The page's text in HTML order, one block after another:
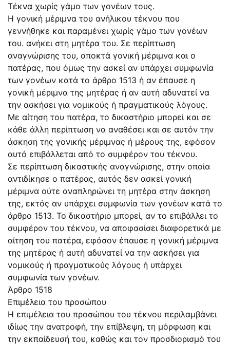
Τέκνα χωρίς γάμο των γονέων τους.
Η γονική μέριμνα του ανήλικου τέκνου που
γεννήθηκε και παραμένει χωρίς γάμο των γονέων
του. ανήκει στη μητέρα του. Σε περίπτωση
αναγνώρισης του, αποκτά γονική μέριμνα και ο
πατέρας, που όμως την ασκεί αν υπάρχει συμφωνία
των γονέων κατά το άρθρο 1513 ή αν έπαυσε η
γονική μέριμνα της μητέρας ή αν αυτή αδυνατεί να
την ασκήσει για νομικούς ή πραγματικούς λόγους.
Με αίτηση του πατέρα, το δικαστήριο μπορεί και σε
κάθε άλλη περίπτωση να αναθέσει και σε αυτόν την
άσκηση της γονικής μέριμνας ή μέρους της, εφόσον
αυτό επιβάλλεται από το συμφέρον του τέκνου.
Σε περίπτωση δικαστικής αναγνώρισης, στην οποία
αντιδίκησε ο πατέρας, αυτός δεν ασκεί γονική
μέριμνα ούτε αναπληρώνει τη μητέρα στην άσκηση
της, εκτός αν υπάρχει συμφωνία των γονέων κατά το
άρθρο 1513. Το δικαστήριο μπορεί, αν το επιβάλλει το
συμφέρον του τέκνου, να αποφασίσει διαφορετικά με
αίτηση του πατέρα, εφόσον έπαυσε η γονική μέριμνα
της μητέρας ή αυτή αδυνατεί να την ασκήσει για
νομικούς ή πραγματικούς λόγους ή υπάρχει
συμφωνία των γονέων.
Άρθρο 1518
Επιμέλεια του προσώπου
Η επιμέλεια του προσώπου του τέκνου περιλαμβάνει
ιδίως την ανατροφή, την επίβλεψη, τη μόρφωση και
την εκπαίδευσή του, καθώς και τον προσδιορισμό του